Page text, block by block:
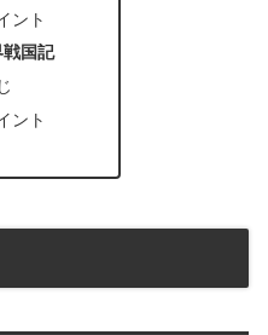
ント
国記
ント